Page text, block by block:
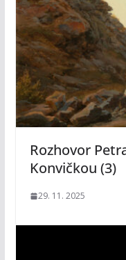
Rozhovor
Konvičkou (3)
29. 11. 2025